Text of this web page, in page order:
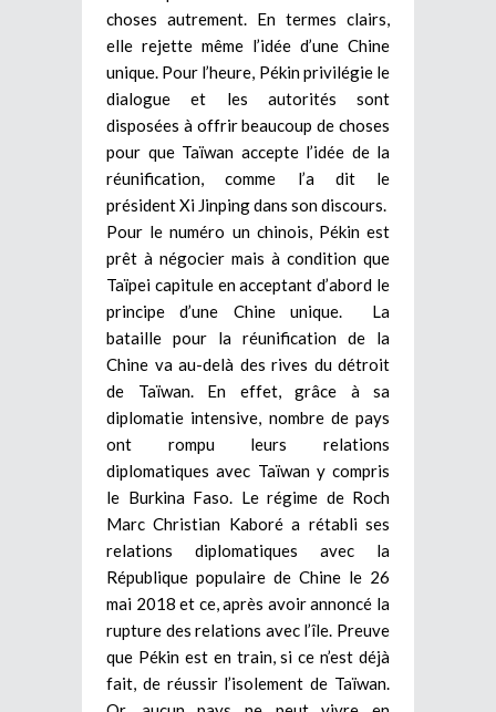
choses autrement. En termes clairs,
elle rejette même l’idée d’une Chine
unique. Pour l’heure, Pékin privilégie le
dialogue et les autorités sont
disposées à offrir beaucoup de choses
pour que Taïwan accepte l’idée de la
réunification, comme l’a dit le
président Xi Jinping dans son discours.
Pour le numéro un chinois, Pékin est
prêt à négocier mais à condition que
Taïpei capitule en acceptant d’abord le
principe d’une Chine unique. La
bataille pour la réunification de la
Chine va au-delà des rives du détroit
de Taïwan. En effet, grâce à sa
diplomatie intensive, nombre de pays
ont rompu leurs relations
diplomatiques avec Taïwan y compris
le Burkina Faso. Le régime de Roch
Marc Christian Kaboré a rétabli ses
relations diplomatiques avec la
République populaire de Chine le 26
mai 2018 et ce, après avoir annoncé la
rupture des relations avec l’île. Preuve
que Pékin est en train, si ce n’est déjà
fait, de réussir l’isolement de Taïwan.